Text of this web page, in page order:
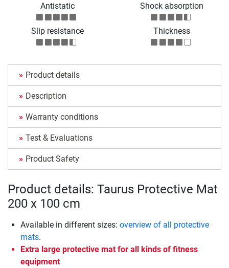
Antistatic
Shock absorption
Slip resistance Thickness
Product details
Description
Warranty conditions
Test & Evaluations
Product Safety
Product details: Taurus Protective Mat
200 x 100 cm
Available in different sizes: overview of all protective
mats.
Extra large protective mat for all kinds of fitness
equipment